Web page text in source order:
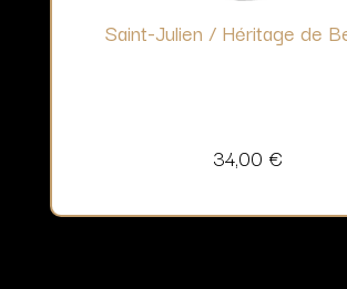
Saint-Julien / Héritage de
34,00 €